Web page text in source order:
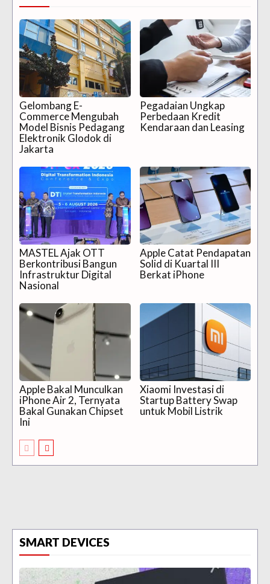
Gelombang E-
Commerce Mengubah
Model Bisnis Pedagang
Elektronik Glodok di
Jakarta
Pegadaian Ungkap
Perbedaan Kredit
Kendaraan dan Leasing
MASTEL Ajak OTT
Berkontribusi Bangun
Infrastruktur Digital
Nasional
Apple Catat Pendapatan
Solid di Kuartal III
Berkat iPhone
Apple Bakal Munculkan
iPhone Air 2, Ternyata
Bakal Gunakan Chipset
Ini
Xiaomi Investasi di
Startup Battery Swap
untuk Mobil Listrik
SMART DEVICES